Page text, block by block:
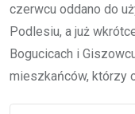
czerwcu oddano do
Podlesiu, a już
Bogucicach i
mieszkańców, którzy